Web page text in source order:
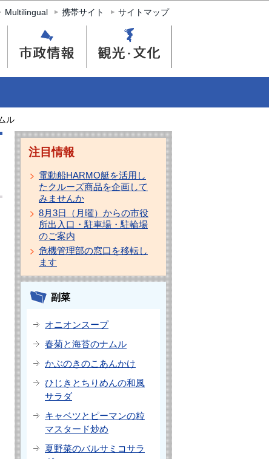
Multilingual 携帯サイト サイトマップ
ル
注目情報
電動船HARMO艇を活用し
たクルーズ商品を企画して
みませんか
8月3日（月曜）からの市役
所出入口・駐車場・駐輪場
のご案内
危機管理部の窓口を移転し
ます
副菜
オニオンスープ
春菊と海苔のナムル
かぶのきのこあんかけ
ひじきとちりめんの和風
サラダ
キャベツとピーマンの粒
マスタード炒め
夏野菜のバルサミコサラ